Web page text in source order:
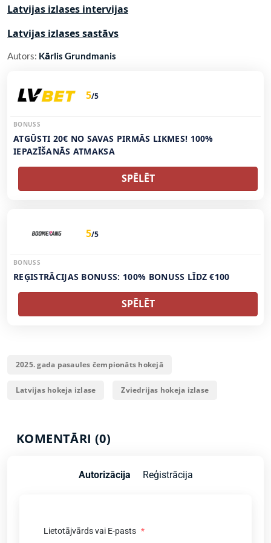
Latvijas izlases intervijas
Latvijas izlases sastāvs
Autors: Kārlis Grundmanis
5/5
BONUSS
ATGŪSTI 20€ NO SAVAS PIRMĀS LIKMES! 100%
IEPAZĪŠANĀS ATMAKSA
SPĒLĒT
5/5
BONUSS
REĢISTRĀCIJAS BONUSS: 100% BONUSS LĪDZ €100
SPĒLĒT
2025. gada pasaules čempionāts hokejā
Latvijas hokeja izlase Zviedrijas hokeja izlase
KOMENTĀRI (0)
Autorizācija Reģistrācija
Lietotājvārds vai E-pasts *